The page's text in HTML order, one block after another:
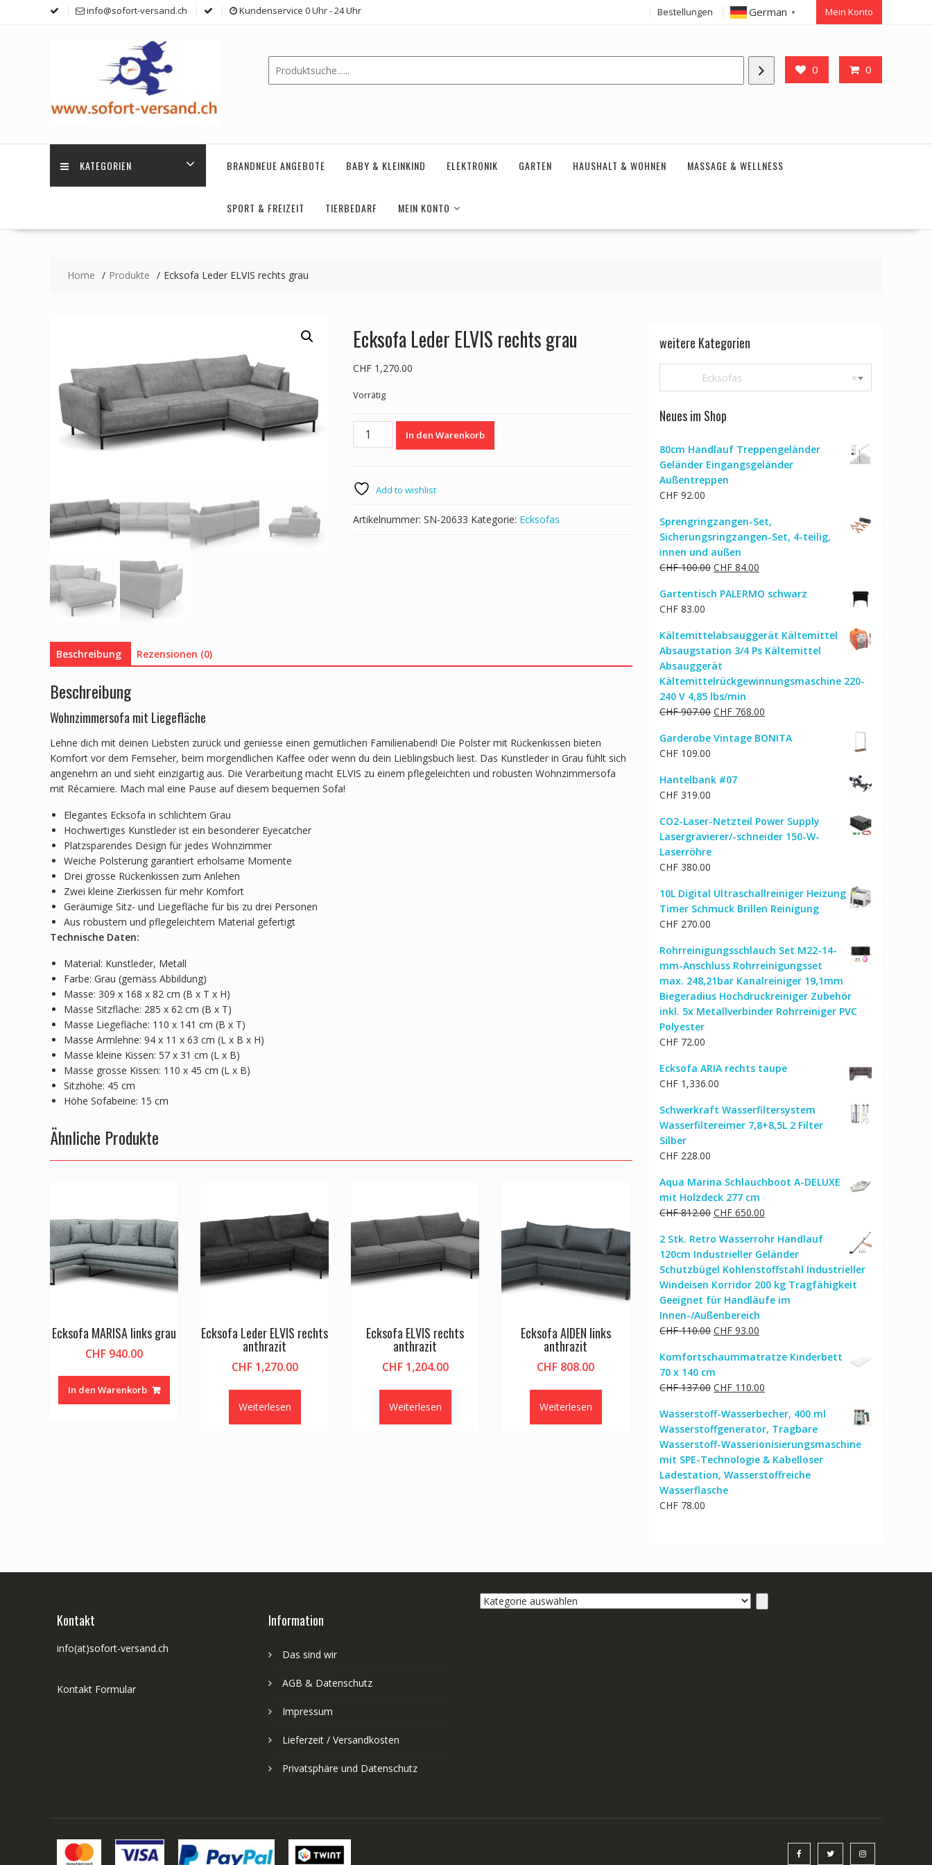
info@sofort-versand.ch Kundenservice 0 Uhr - 24 Uhr Bestellungen German ▼ Mein Konto
0 0
KATEGORIEN BRANDNEUE ANGEBOTE BABY & KLEINKIND ELEKTRONIK GARTEN HAUSHALT & WOHNEN MASSAGE & WELLNESS
SPORT & FREIZEIT TIERBEDARF MEIN KONTO
Home Produkte Ecksofa Leder ELVIS rechts grau
Ecksofa Leder ELVIS rechts grau
CHF1,270.00
Vorrätig
Ecksofa
grau
Menge
In den Warenkorb
Add to wishlist
Artikelnummer: SN-20633 Kategorie: Ecksofas
Beschreibung Rezensionen (0)
Beschreibung
Wohnzimmersofa mit Liegefläche
Lehne dich mit deinen Liebsten zurück und geniesse einen gemütlichen Familienabend! Die Polster mit Rückenkissen bieten
Komfort vor dem Fernseher, beim morgendlichen Kaffee oder wenn du dein Lieblingsbuch liest. Das Kunstleder in Grau fühlt sich
angenehm an und sieht einzigartig aus. Die Verarbeitung macht ELVIS zu einem pflegeleichten und robusten Wohnzimmersofa
mit Récamiere. Mach mal eine Pause auf diesem bequemen Sofa!
Elegantes Ecksofa in schlichtem Grau
Hochwertiges Kunstleder ist ein besonderer Eyecatcher
Platzsparendes Design für jedes Wohnzimmer
Weiche Polsterung garantiert erholsame Momente
Drei grosse Rückenkissen zum Anlehen
Zwei kleine Zierkissen für mehr Komfort
Geräumige Sitz- und Liegefläche für bis zu drei Personen
Aus robustem und pflegeleichtem Material gefertigt
Technische Daten:
Material: Kunstleder, Metall
Farbe: Grau (gemäss Abbildung)
Masse: 309 x 168 x 82 cm (B x T x H)
Masse Sitzfläche: 285 x 62 cm (B x T)
Masse Liegefläche: 110 x 141 cm (B x T)
Masse Armlehne: 94 x 11 x 63 cm (L x B x H)
Masse kleine Kissen: 57 x 31 cm (L x B)
Masse grosse Kissen: 110 x 45 cm (L x B)
Sitzhöhe: 45 cm
Höhe Sofabeine: 15 cm
Ähnliche Produkte
Ecksofa MARISA links grau
CHF 940.00
In den Warenkorb
Ecksofa Leder ELVIS rechts
anthrazit
CHF1,270.00
Weiterlesen
Ecksofa ELVIS rechts
anthrazit
CHF1,204.00
Weiterlesen
Ecksofa AIDEN links
anthrazit
CHF 808.00
Weiterlesen
weitere Kategorien
×
Ecksofas
Neues im Shop
80cm Handlauf Treppengeländer
Geländer Eingangsgeländer
Außentreppen
CHF 92.00
Sprengringzangen-Set,
Sicherungsringzangen-Set, 4-teilig,
innen und außen
CHF100.00 Ursprünglicher
war:
CHF 84.00
ist:
Gartentisch PALERMO schwarz
CHF 83.00
Kältemittelabsauggerät Kältemittel
Absaugstation 3/4 Ps Kältemittel
Absauggerät
Kältemittelrückgewinnungsmaschine 220-
240 V 4,85 lbs/min
CHF907.00 Ursprünglicher
war:
CHF 768.00
ist:
Garderobe Vintage BONITA
CHF 109.00
Hantelbank #07
CHF 319.00
CO2-Laser-Netzteil Power Supply
Lasergravierer/-schneider 150-W-
Laserröhre
CHF 380.00
10L Digital Ultraschallreiniger Heizung
Timer Schmuck Brillen Reinigung
CHF 270.00
Rohrreinigungsschlauch Set M22-14-
mm-Anschluss Rohrreinigungsset
max. 248,21bar Kanalreiniger 19,1mm
Biegeradius Hochdruckreiniger Zubehör
inkl. 5x Metallverbinder Rohrreiniger PVC
Polyester
CHF 72.00
Ecksofa ARIA rechts taupe
CHF 1,336.00
Schwerkraft Wasserfiltersystem
Wasserfiltereimer 7,8+8,5L 2 Filter
Silber
CHF 228.00
Aqua Marina Schlauchboot A-DELUXE
mit Holzdeck 277 cm
CHF812.00 Ursprünglicher
war:
CHF 812.00
CHF 650.00
ist:
CHF 650.00.
2 Stk. Retro Wasserrohr Handlauf
120cm Industrieller Geländer
Schutzbügel Kohlenstoffstahl Industrieller
Windeisen Korridor 200 kg Tragfähigkeit
Geeignet für Handläufe im
Innen-/Außenbereich
CHF110.00 Ursprünglicher
war:
CHF 110.00
CHF 93.00
ist:
Komfortschaummatratze Kinderbett
70 x 140 cm
CHF137.00 Ursprünglicher
war:
CHF 137.00
CHF 110.00
ist:
CHF 110.00.
Wasserstoff-Wasserbecher, 400 ml
Wasserstoffgenerator, Tragbare
Wasserstoff-Wasserionisierungsmaschine
mit SPE-Technologie & Kabelloser
Ladestation, Wasserstoffreiche
Wasserflasche
CHF 78.00
Kontakt
info(at)sofort-versand.ch
Kontakt Formular
Information
Das sind wir
AGB & Datenschutz
Impressum
Lieferzeit / Versandkosten
Privatsphäre und Datenschutz
Kategorie